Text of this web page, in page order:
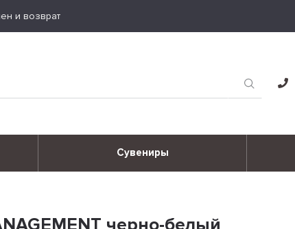
и возврат
Сувениры